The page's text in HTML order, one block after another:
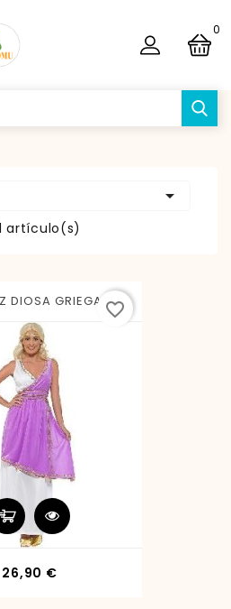
0

artículo(s)
DIOSA GRIEGA L
26,90 €
favorite_border